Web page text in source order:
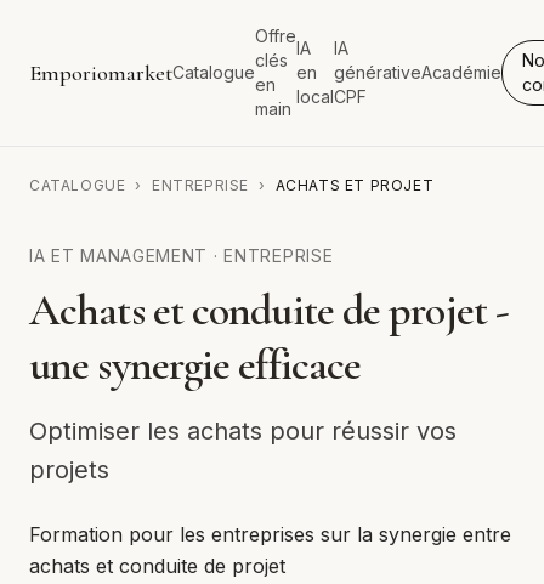
EmporiomarketCatalogue
Offre
clés
en
main
IA
en
local
IA
générative
CPF
Académie
CATALOGUE › ENTREPRISE › ACHATS ET PROJET
IA ET MANAGEMENT ·ENTREPRISE
Achats et conduite de projet -
une synergie efficace
Optimiser les achats pour réussir vos
projets
Formation pour les entreprises sur la synergie entre
achats et conduite de projet